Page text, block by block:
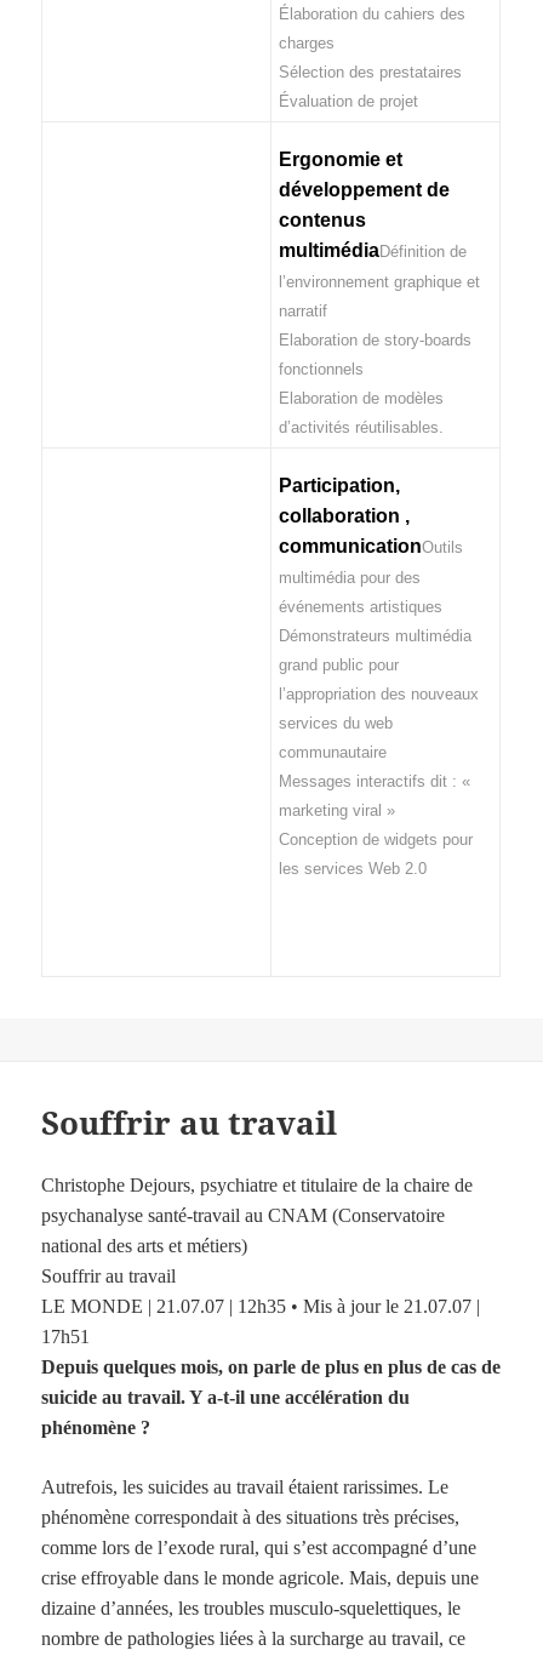
Élaboration du cahiers des
charges
Sélection des prestataires
Évaluation de projet
Ergonomie et
développement de
contenus
multimédiaDéfinition de
l’environnement graphique et
narratif
Elaboration de story-boards
fonctionnels
Elaboration de modèles
d’activités réutilisables.
Participation,
collaboration ,
communicationOutils
multimédia pour des
événements artistiques
Démonstrateurs multimédia
grand public pour
l’appropriation des nouveaux
services du web
communautaire
Messages interactifs dit : «
marketing viral »
Conception de widgets pour
les services Web 2.0
Souffrir au travail
Christophe Dejours, psychiatre et titulaire de la chaire de
psychanalyse santé-travail au CNAM (Conservatoire
national des arts et métiers)
Souffrir au travail
LE MONDE | 21.07.07 | 12h35 • Mis à jour le 21.07.07 |
17h51
Depuis quelques mois, on parle de plus en plus de cas de
suicide au travail. Y a-t-il une accélération du
phénomène ?
Autrefois, les suicides au travail étaient rarissimes. Le
phénomène correspondait à des situations très précises,
comme lors de l’exode rural, qui s’est accompagné d’une
crise effroyable dans le monde agricole. Mais, depuis une
dizaine d’années, les troubles musculo-squelettiques, le
nombre de pathologies liées à la surcharge au travail, ce